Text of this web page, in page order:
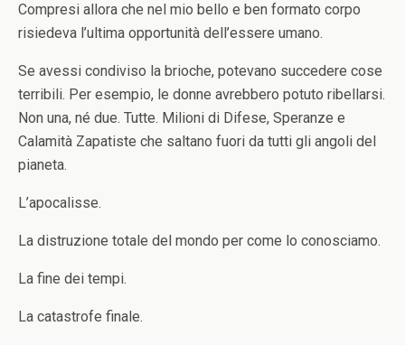
Compresi allora che nel mio bello e ben formato corpo
risiedeva l’ultima opportunità dell’essere umano.
Se avessi condiviso la brioche, potevano succedere cose
terribili. Per esempio, le donne avrebbero potuto ribellarsi.
Non una, né due. Tutte. Milioni di Difese, Speranze e
Calamità Zapatiste che saltano fuori da tutti gli angoli del
pianeta.
L’apocalisse.
La distruzione totale del mondo per come lo conosciamo.
La fine dei tempi.
La catastrofe finale.